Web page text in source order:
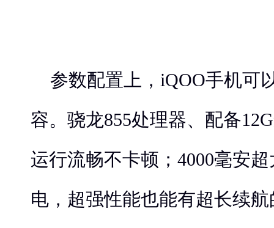
参数配置上，iQOO手机可
容。骁龙855处理器、配备
运行流畅不卡顿；4000毫安
电，超强性能也能有超长续